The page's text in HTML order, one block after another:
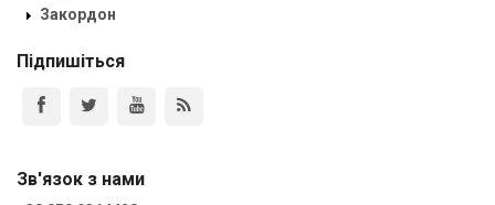
Закордон
Підпишіться
Зв'язок з нами